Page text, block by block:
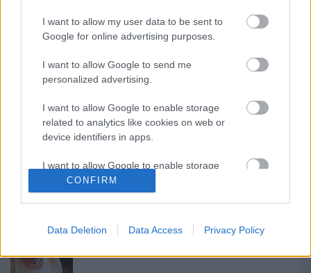
I want to allow my user data to be sent to
Google for online advertising purposes.
I want to allow Google to send me
personalized advertising.
I want to allow Google to enable storage
related to analytics like cookies on web or
device identifiers in apps.
I want to allow Google to enable storage
related to functionality of the website or app.
related to personalization.
related to security, including authentication
CONFIRM
Data Deletion Data Access Privacy Policy
Ajánlott bejegyzések:
Indul az e-Trafó online programsorozat
Augusztusban jön az év legvidámabb
hete